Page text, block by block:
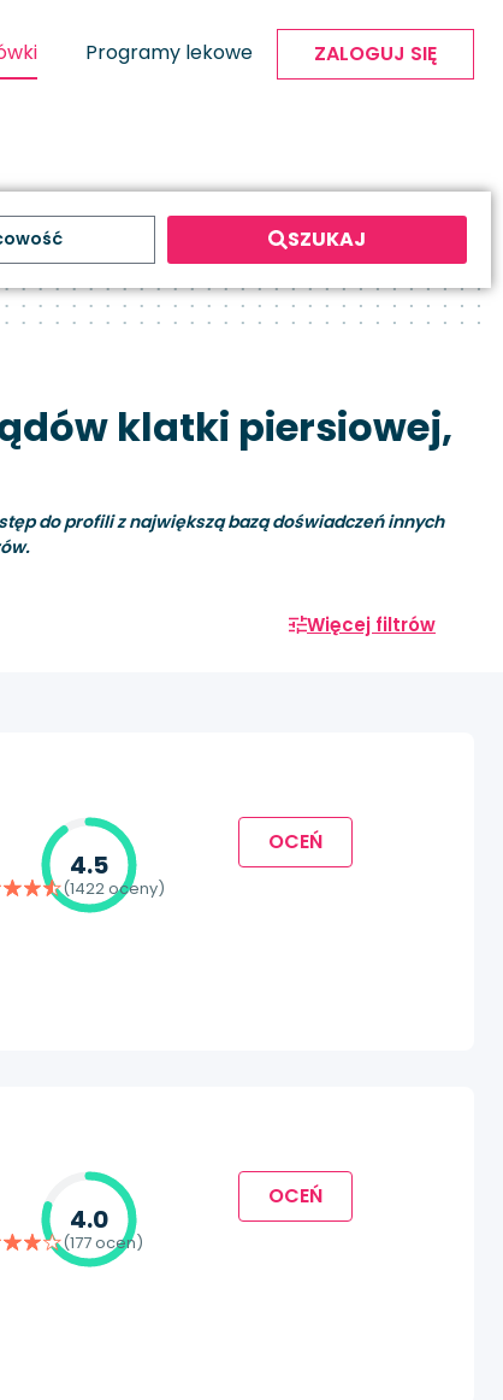
Programy lekowe ZALOGUJ SIĘ
SZUKAJ
klatki piersiowej,
do profili z największą bazą doświadczeń innych
Więcej filtrów
4.5
(1422 oceny)
OCEŃ
4.0
(177 ocen)
OCEŃ